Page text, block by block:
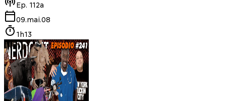
Ep. 112a
09.mai.08
1h13